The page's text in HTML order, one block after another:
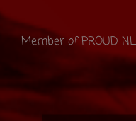
Member of PROUD NL